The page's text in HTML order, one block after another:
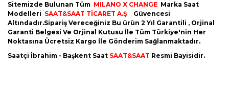
Sitemizde Bulunan Tüm MILANO X CHANGE Marka Saat
Modelleri SAAT&SAAT TİCARET A.Ş
Güvencesi
Altındadır.Sipariş Vereceğiniz Bu ürün 2 Yıl Garantili , Orjinal
Garanti Belgesi Ve Orjinal Kutusu İle Tüm Türkiye'nin Her
Noktasına Ücretsiz Kargo İle Gönderim Sağlanmaktadır.
Saatçi İbrahim - Başkent Saat SAAT&SAAT Resmi Bayisidir.